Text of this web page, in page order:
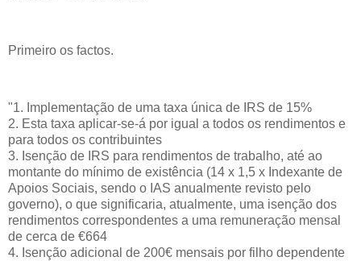
Primeiro os factos.
"1. Implementação de uma taxa única de IRS de 15%
2. Esta taxa aplicar-se-á por igual a todos os rendimentos e
para todos os contribuintes
3. Isenção de IRS para rendimentos de trabalho, até ao
montante do mínimo de existência (14 x 1,5 x Indexante de
Apoios Sociais, sendo o IAS anualmente revisto pelo
governo), o que significaria, atualmente, uma isenção dos
rendimentos correspondentes a uma remuneração mensal
de cerca de €664
4. Isenção adicional de 200€ mensais por filho dependente